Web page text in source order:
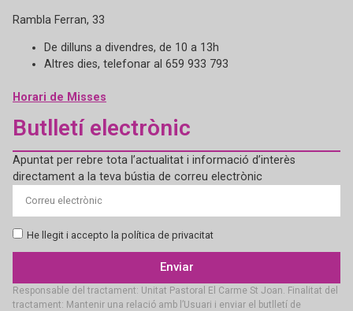
Rambla Ferran, 33
De dilluns a divendres, de 10 a 13h
Altres dies, telefonar al 659 933 793
Horari de Misses
Butlletí electrònic
Apuntat per rebre tota l’actualitat i informació d’interès
directament a la teva bústia de correu electrònic
He llegit i accepto la política de privacitat
Enviar
Responsable del tractament: Unitat Pastoral El Carme St Joan. Finalitat del
tractament: Mantenir una relació amb l’Usuari i enviar el butlletí de